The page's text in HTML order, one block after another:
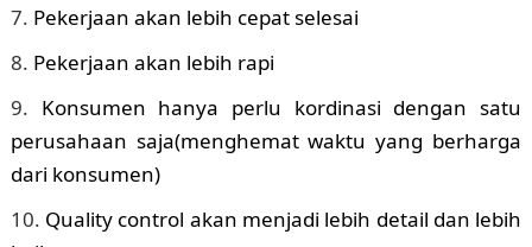
Pekerjaan akan lebih cepat selesai
Pekerjaan akan lebih rapi
Konsumen hanya perlu kordinasi dengan satu
perusahaan saja(menghemat waktu yang berharga
dari konsumen)
Quality control akan menjadi lebih detail dan lebih